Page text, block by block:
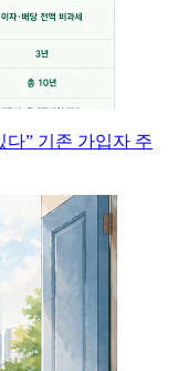
다” 기존 가입자 주